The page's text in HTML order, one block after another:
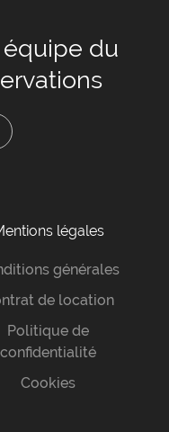
du
légales
générales
de location
Politique de
confidentialité
Cookies